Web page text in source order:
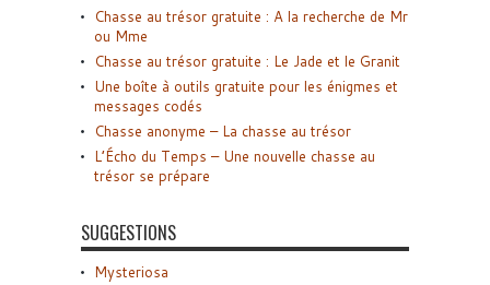
Chasse au trésor gratuite : A la recherche de Mr
ou Mme
Chasse au trésor gratuite : Le Jade et le Granit
Une boîte à outils gratuite pour les énigmes et
messages codés
Chasse anonyme – La chasse au trésor
L’Écho du Temps – Une nouvelle chasse au
trésor se prépare
SUGGESTIONS
Mysteriosa